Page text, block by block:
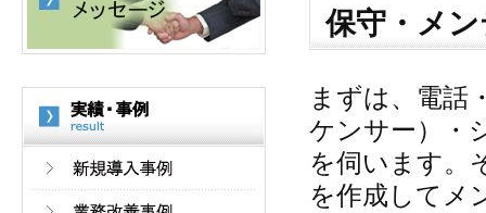
保守・メ
まずは、電話
ケンサー）・
を伺います。
を作成してメ